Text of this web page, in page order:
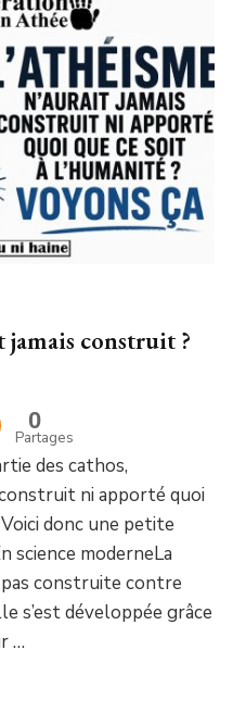
jamais construit ?
0
Partages
des cathos,
construit ni apporté quoi
donc une petite
science moderneLa
pas construite contre
s’est développée grâce
…